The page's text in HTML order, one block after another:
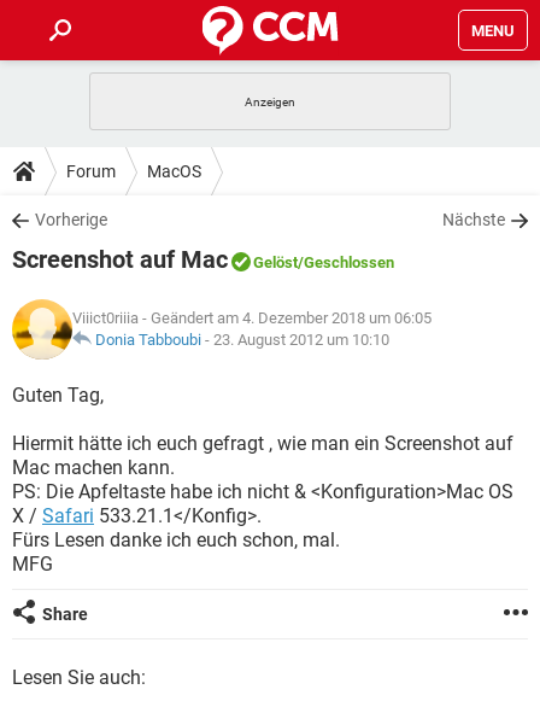
MENU
ANDROID
WINDOWS 10
WHATSAPP TIKTOK
FACEBOOK
TIPPS & TRICKS
SPIELE
WHATSAPP TIKTOK
FACEBOOK
DOWNLOADS
SPIELE STREAMING
ANDROID
WINDOWS 10 INSTAGRAM
WHATSAPP
SPIELE STREAMING
ANDROID
WINDOWS 10
WHATSAPP TIKTOK
FACEBOOK HARDWARE
LEXIKON
SPIELE
WINDOWS 10
WHATSAPP
FACEBOOK HARDWARE
Forum MacOS
Vorherige Nächste
Screenshot auf Mac Gelöst/Geschlossen
Viiict0riiia - Geändert am 4. Dezember 2018 um 06:05
Donia Tabboubi - 23. August 2012 um 10:10
Guten Tag,
Hiermit hätte ich euch gefragt , wie man ein Screenshot auf
Mac machen kann.
PS: Die Apfeltaste habe ich nicht & <Konfiguration>Mac OS
X / Safari 533.21.1</Konfig>.
Fürs Lesen danke ich euch schon, mal.
MFG
Share
Lesen Sie auch: